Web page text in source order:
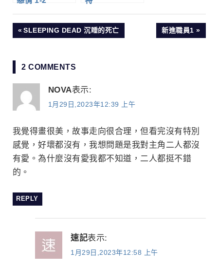
文
導
覽
PREVIOUS
SLEEPING DEAD 沉睡的死亡
NEXT
新進職員1
2 COMMENTS
NOVA表示:
1月29日,2023年12:39 上午
我覺得畫很美，故事走向很合理，但看完沒有特別
感覺，好壞都沒有，我想問題是我對主角二人都沒
有愛。為什麼沒有愛我都不知道，二人都挺不錯
的。
REPLY
速記表示:
1月29日,2023年12:58 上午